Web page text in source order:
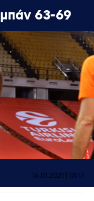
63-69
16.01.2021 | 01:17